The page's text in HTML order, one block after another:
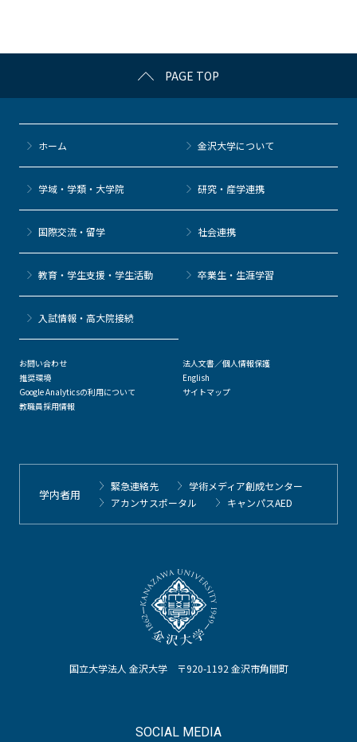
k
PAGE TOP
国立大学法人 金沢大学 〒920-1192 金沢市角間町
SOCIAL MEDIA
ホーム 金沢大学について
学域・学類・大学院 研究・産学連携
国際交流・留学 社会連携
教育・学生支援・学生活動 卒業生・生涯学習
⼊試情報・高大院接続
お問い合わせ
推奨環境
Google Analyticsの利用について
教職員採用情報
法人文書／個人情報保護
English
サイトマップ
学内者用
緊急連絡先
学術メディア創成センター
アカンサスポータル
キャンパスAED